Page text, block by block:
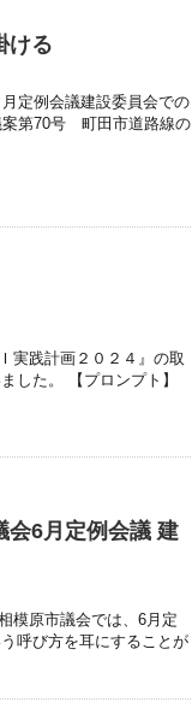
ける
定例会議建設委員会での
案第70号 町田市道路線の
実践計画２０２４』の取
した。 【プロンプト】
6月定例会議 建
模原市議会では、6月定
呼び方を耳にすることが